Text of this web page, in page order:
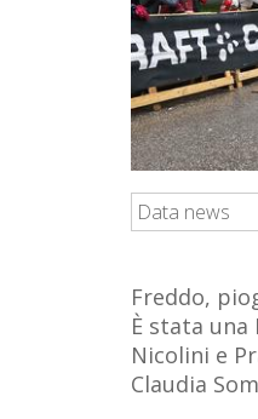
Data news
Freddo,
È stata
Nicolini e
Claudia